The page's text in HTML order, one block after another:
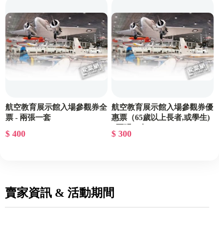
航空教育展示館入場參觀券全
票 - 兩張一套
$ 400
航空教育展示館入場參觀券優
惠票（65歲以上長者,或學生)
$ 300
賣家資訊 & 活動期間